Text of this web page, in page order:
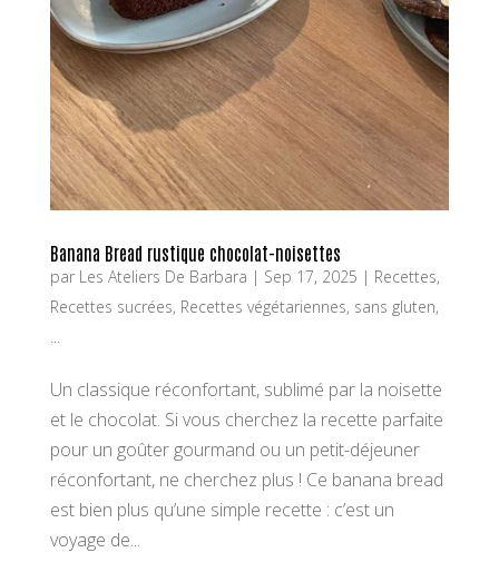
Banana Bread rustique chocolat-noisettes
par Les Ateliers De Barbara | Sep 17, 2025 | Recettes,
Recettes sucrées, Recettes végétariennes, sans gluten,
...
Un classique réconfortant, sublimé par la noisette
et le chocolat. Si vous cherchez la recette parfaite
pour un goûter gourmand ou un petit-déjeuner
réconfortant, ne cherchez plus ! Ce banana bread
est bien plus qu’une simple recette : c’est un
voyage de...